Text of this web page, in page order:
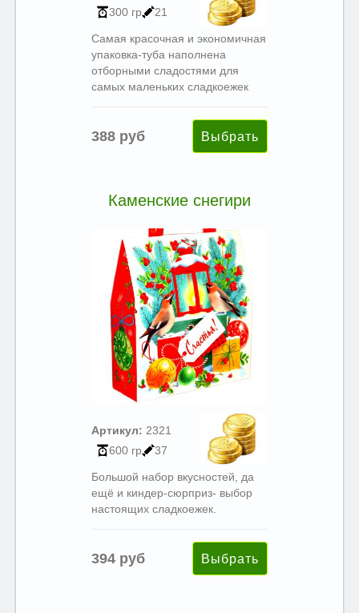
300 гр
21
Самая красочная и экономичная
упаковка-туба наполнена
отборными сладостями для
самых маленьких сладкоежек
388 руб
Каменские снегири
Артикул: 2321
600 гр
37
Большой набор вкусностей, да
ещё и киндер-сюрприз- выбор
настоящих сладкоежек.
394 руб